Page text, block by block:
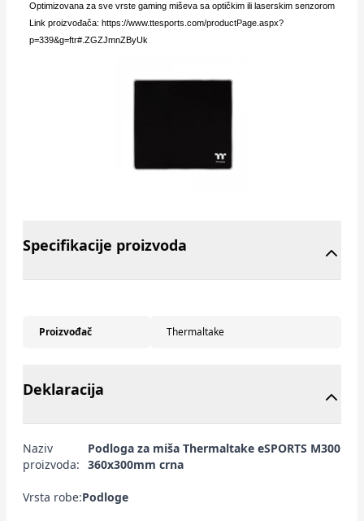
Optimizovana za sve vrste gaming miševa sa optičkim ili laserskim senzorom
Link proizvođača: https://www.ttesports.com/productPage.aspx?
p=339&g=ftr#.ZGZJmnZByUk
Specifikacije proizvoda
Proizvođač Thermaltake
Deklaracija
Naziv
proizvoda:
Podloga za miša Thermaltake eSPORTS M300
360x300mm crna
Vrsta robe:Podloge